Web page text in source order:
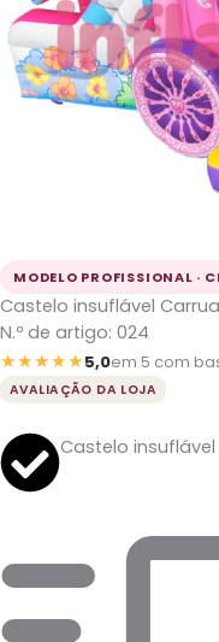
MODELO PROFISSIONAL ·
Castelo insuflável
N.º de artigo: 024
★★★★★5,0em 5 com
AVALIAÇÃO DA LOJA
Castelo